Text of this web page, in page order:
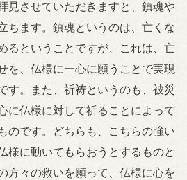
見させていただきますと、鎮魂や
ちます。鎮魂というのは、亡くな
るということですが、これは、亡
を、仏様に一心に願うことで実現
す。また、祈祷というのも、被災
に仏様に対して祈ることによって
のです。どちらも、こちらの強い
様に動いてもらおうとするものと
方々の救いを願って、仏様に心を